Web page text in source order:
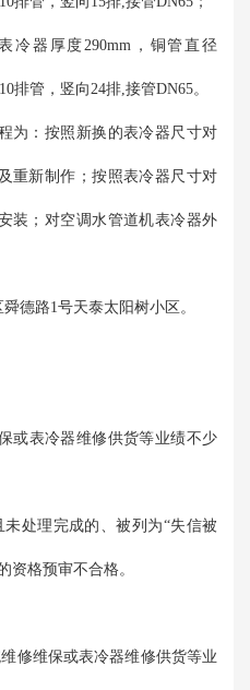
冷器厚度290mm，铜管直径
排管，竖向24排,接管DN65。
为：按照新换的表冷器尺寸对
重新制作；按照表冷器尺寸对
装；对空调水管道机表冷器外
德路1号天泰太阳树小区。
或表冷器维修供货等业绩不少
处理完成的、被列为“失信被
资格预审不合格。
修维保或表冷器维修供货等业